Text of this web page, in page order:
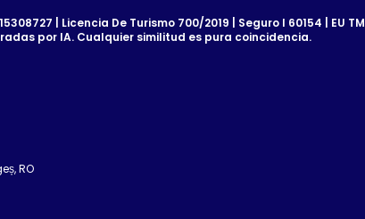
| Licencia De Turismo 700/2019 | Seguro I 60154 | EU TM
por IA. Cualquier similitud es pura coincidencia.
RO